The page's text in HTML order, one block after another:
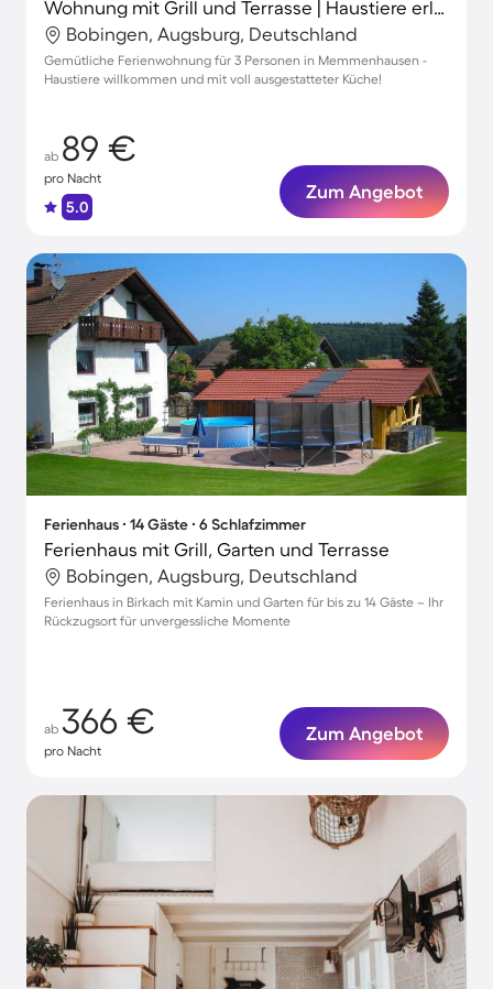
Wohnung mit Grill und Terrasse | Haustiere erlaubt
Bobingen, Augsburg, Deutschland
Gemütliche Ferienwohnung für 3 Personen in Memmenhausen -
Haustiere willkommen und mit voll ausgestatteter Küche!
ab 89 €
pro Nacht
5.0
Zum Angebot
Ferienhaus ∙ 14 Gäste ∙ 6 Schlafzimmer
Ferienhaus mit Grill, Garten und Terrasse
Bobingen, Augsburg, Deutschland
Ferienhaus in Birkach mit Kamin und Garten für bis zu 14 Gäste – Ihr
Rückzugsort für unvergessliche Momente
ab 366 €
pro Nacht
Zum Angebot